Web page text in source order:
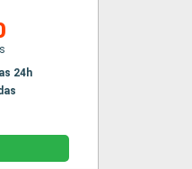
24h